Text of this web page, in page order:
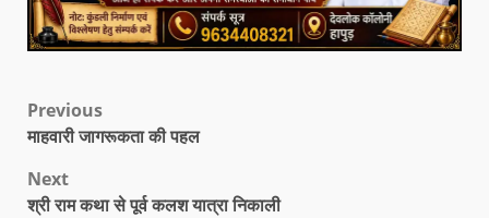
Previous
माहवारी जागरूकता की पहल
Next
श्री राम कथा से पूर्व कलश यात्रा निकाली